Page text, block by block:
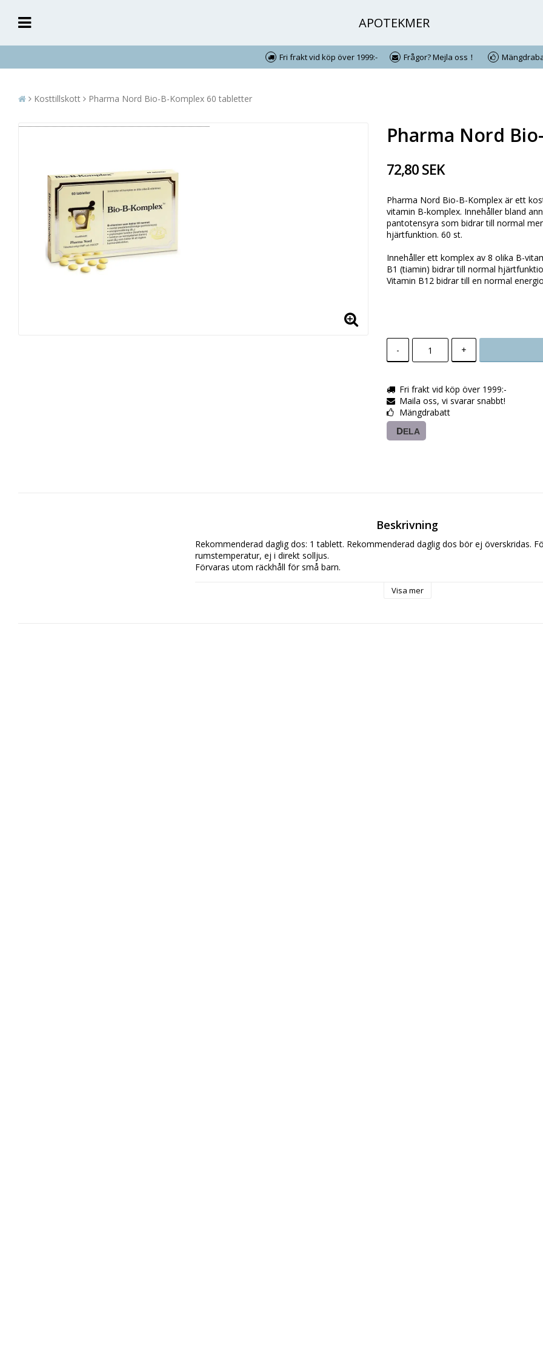
APOTEKMER
Fri frakt vid köp över 1999:- Frågor? Mejla oss！
Kosttillskott Pharma Nord Bio-B-Komplex 60 tabletter
Pharma Nord
72,80 SEK
Pharma Nord Bio-B-Komplex är ett
vitamin B-komplex. Innehåller bland
pantotensyra som bidrar till normal
hjärtfunktion. 60 st.
Innehåller ett komplex av 8 olika B-
B1 (tiamin) bidrar till normal
Vitamin B12 bidrar till en normal
- +
Fri frakt vid köp över 1999:-
Maila oss, vi svarar snabbt!
Mängdrabatt
DELA
Beskrivning
Rekommenderad daglig dos: 1 tablett. Rekommenderad daglig dos bör ej överskridas.
rumstemperatur, ej i direkt solljus.
Förvaras utom räckhåll för små barn.
Visa mer